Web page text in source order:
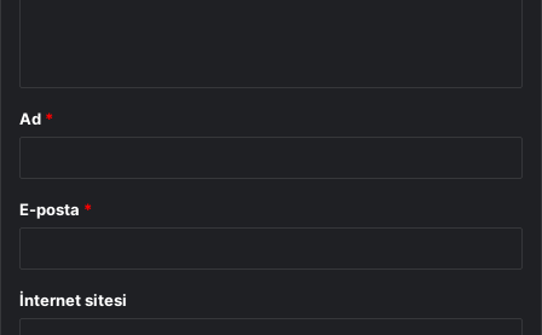
Ad *
E-posta *
İnternet sitesi